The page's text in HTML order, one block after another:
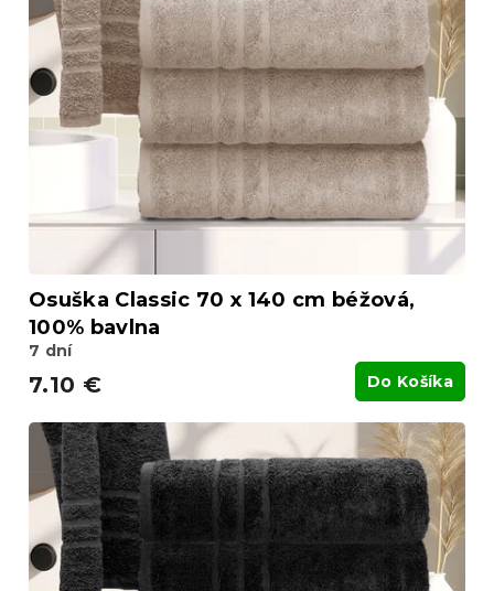
Osuška Classic 70 x 140 cm béžová,
100% bavlna
7 dní
7.10 € Do Košíka